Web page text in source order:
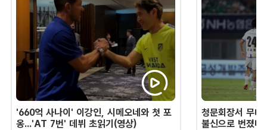
'660억 사나이' 이강인, 시메오네와 첫 포
옹...'AT 7번' 데뷔 초읽기(영상)
청문회장서 무너
불신으로 번졌